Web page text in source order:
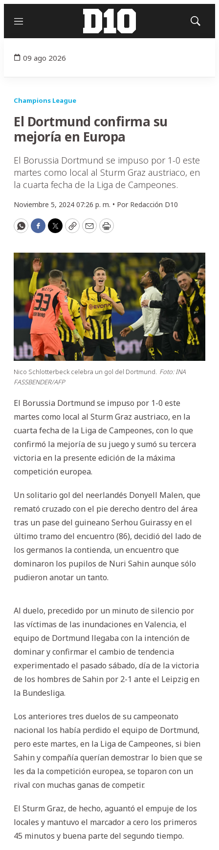
Menú
Mostrar
09 ago 2026
Champions League
El Dortmund confirma su
mejoría en Europa
El Borussia Dortmund se impuso por 1-0 este
martes como local al Sturm Graz austriaco, en
la cuarta fecha de la Liga de Campeones.
Noviembre 5, 2024 07:26 p. m. • Por Redacción D10
WhatsApp
Facebook
Twitter
CopyEmailPrint
Nico Schlotterbeck celebra un gol del Dortmund. Foto: INA
FASSBENDER/AFP
El Borussia Dortmund se impuso por 1-0 este
martes como local al Sturm Graz austriaco, en la
cuarta fecha de la Liga de Campeones, con lo que
confirmó la mejoría de su juego y sumó su tercera
victoria en la presente edición de la máxima
competición europea.
Un solitario gol del neerlandés Donyell Malen, que
remató cruzado con el pie derecho dentro del área
tras un pase del guineano Serhou Guirassy en el
último tramo del encuentro (86), decidió del lado de
los germanos la contienda, un encuentro que
dominaron los pupilos de Nuri Sahin aunque sólo
pudieron anotar un tanto.
Al duelo, precedido por un minuto de silencio por
las víctimas de las inundaciones en Valencia, el
equipo de Dortmund llegaba con la intención de
dominar y confirmar el cambio de tendencia
experimentado el pasado sábado, día de la victoria
de los hombres de Sahin por 2-1 ante el Leipzig en
la Bundesliga.
Los anteriores tres duelos de su campeonato
nacional los había perdido el equipo de Dortmund,
pero este martes, en la Liga de Campeones, si bien
Sahin y compañía querían demostrar lo bien que se
les da la competición europea, se toparon con un
rival con muchas ganas de competir.
El Sturm Graz, de hecho, aguantó el empuje de los
locales y mantuvo el marcador a cero los primeros
45 minutos y buena parte del segundo tiempo.